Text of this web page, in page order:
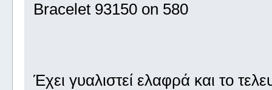
Bracelet 93150 on 580
Έχει γυαλιστεί ελαφρά και το